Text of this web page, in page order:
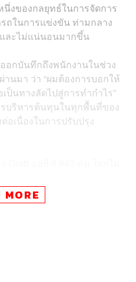
งของกลยุทธ์ในการจัดการ
ถในการแข่งขัน ท่ามกลาง
ละไม่แน่นอนมากขึ้น
อกบันทึกถึงพนักงานในช่วง
นมา ว่า “ผมต้องการบอกให้
ป็นทางลัดไปสู่การทำกำไร”
บริหารต้นทุนในทุกพื้นที่ของ
อเนื่องในการปรับปรุง
ที่บริษัทได้เข้าซื้อกิจการใน
ด้ระบุว่าบทบาทหรือตลาดใด
MORE